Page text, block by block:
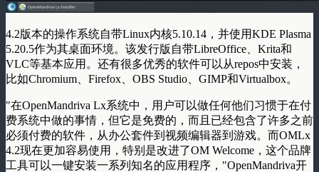
4.2版本的操作系统自带Linux内核5.10.14，并使用KDE Plasma
5.20.5作为其桌面环境。该发行版自带LibreOffice、Krita和
VLC等基本应用。还有很多优秀的软件可以从repos中安装，
比如Chromium、Firefox、OBS Studio、GIMP和Virtualbox。
"在OpenMandriva Lx系统中，用户可以做任何他们习惯于在付
费系统中做的事情，但它是免费的，而且已经包含了许多之前
必须付费的软件，从办公套件到视频编辑器到游戏。而OMLx
4.2现在更加容易使用，特别是改进了OM Welcome，这个品牌
工具可以一键安装一系列知名的应用程序，"OpenMandriva开